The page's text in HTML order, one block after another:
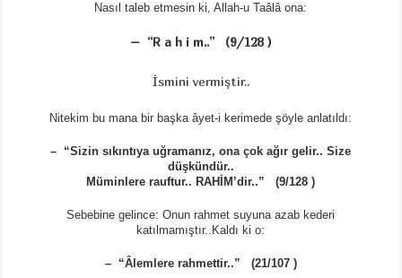
Nasıl taleb etmesin ki, Allah-u Taâlâ ona:
– “R a h i m..” (9/128 )
İsmini vermiştir..
Nitekim bu mana bir başka âyet-i kerimede şöyle anlatıldı:
– “Sizin sıkıntıya uğramanız, ona çok ağır gelir.. Size
düşkündür..
Müminlere rauftur.. RAHİM’dir..” (9/128 )
Sebebine gelince: Onun rahmet suyuna azab kederi
katılmamıştır..Kaldı ki o:
– “Âlemlere rahmettir..” (21/107 )